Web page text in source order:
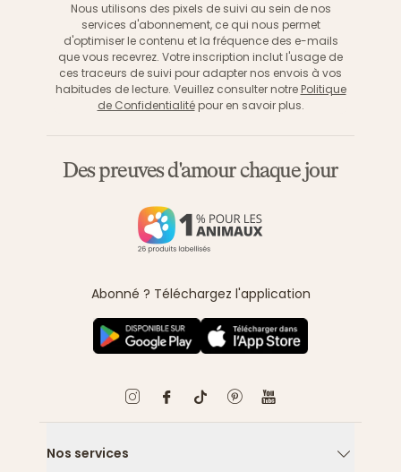
Nous utilisons des pixels de suivi au sein de nos
services d'abonnement, ce qui nous permet
d'optimiser le contenu et la fréquence des e-mails
que vous recevrez. Votre inscription inclut l'usage de
ces traceurs de suivi pour adapter nos envois à vos
habitudes de lecture. Veuillez consulter notre Politique
de Confidentialitépour en savoir plus.
Des preuves d'amour chaque jour
Abonné ? Téléchargez l'application
Nos services